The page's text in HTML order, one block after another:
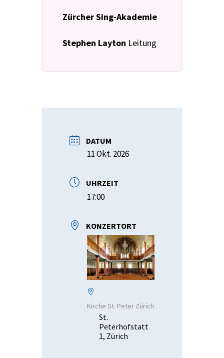
Zürcher Sing-Akademie
Stephen Layton Leitung
DATUM
11 Okt. 2026
UHRZEIT
17:00
KONZERTORT
Kirche St. Peter Zürich
St.
Peterhofstatt
1, Zürich